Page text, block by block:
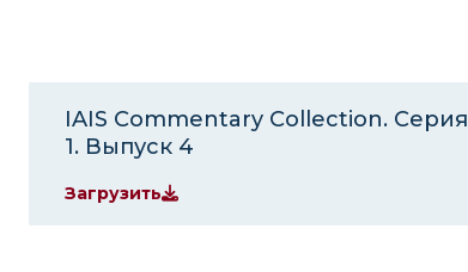
IAIS Commentary Collection. Серия
1. Выпуск 4
Загрузить